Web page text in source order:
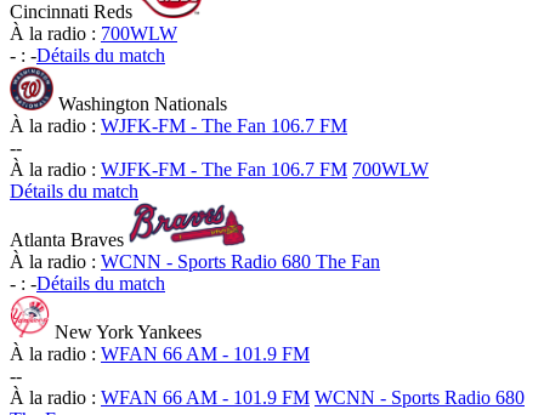
Cincinnati Reds
À la radio : 700WLW
- : -Détails du match
Washington Nationals
À la radio : WJFK-FM - The Fan 106.7 FM
--
À la radio : WJFK-FM - The Fan 106.7 FM 700WLW
Détails du match
Atlanta Braves
À la radio : WCNN - Sports Radio 680 The Fan
- : -Détails du match
New York Yankees
À la radio : WFAN 66 AM - 101.9 FM
--
À la radio : WFAN 66 AM - 101.9 FM WCNN - Sports Radio 680